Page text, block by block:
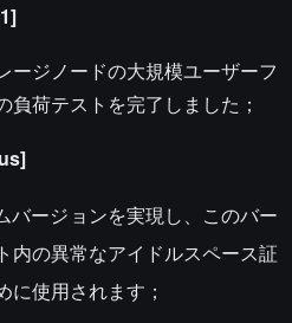
ージノードの大規模ユーザーフ
負荷テストを完了しました；
バージョンを実現し、このバー
内の異常なアイドルスペース証
に使用されます；